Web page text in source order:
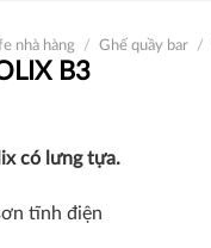
nhà hàng / Ghế quầy bar /
B3
có lưng tựa.
tĩnh điện